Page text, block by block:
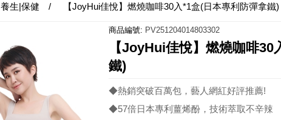
養生|保健 / 【JoyHui佳悅】燃燒咖啡30入*1盒(日本專利防彈拿鐵)
商品編號: PV251204014803302
【JoyHui佳悅】燃燒咖啡
鐵)
◆熱銷突破百萬包，藝人網紅好評推薦!
◆57倍日本專利薑烯酚，技術萃取不辛辣